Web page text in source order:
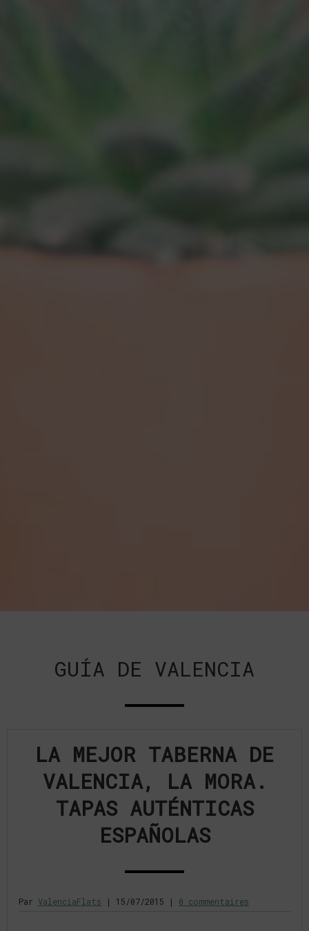
GUÍA DE VALENCIA
LA MEJOR TABERNA DE
VALENCIA, LA MORA.
TAPAS AUTÉNTICAS
ESPAÑOLAS
Par ValenciaFlats | 15/07/2015 | 0 commentaires